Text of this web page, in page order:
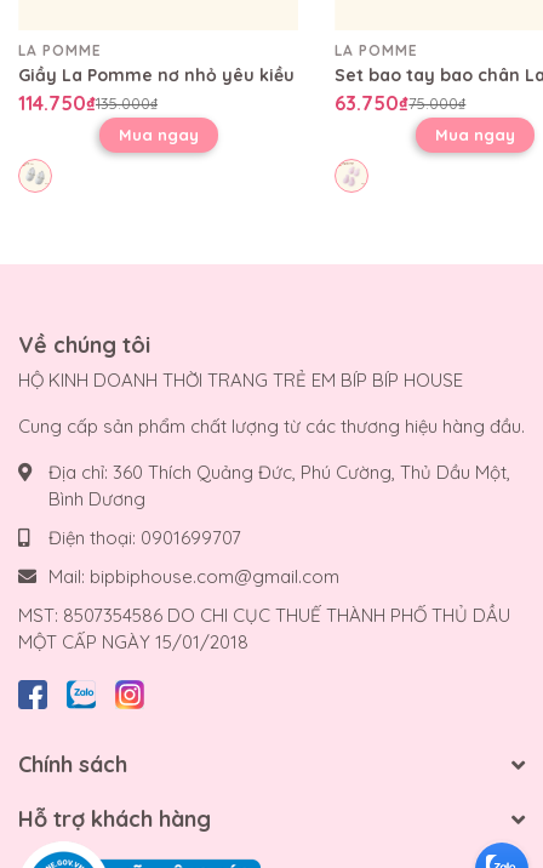
LA POMME
Giầy La Pomme nơ nhỏ yêu kiều
114.750₫135.000₫
Mua ngay
LA POMME
63.750₫75.000₫
Mua ngay
Về chúng tôi
HỘ KINH DOANH THỜI TRANG TRẺ EM BÍP BÍP HOUSE
Cung cấp sản phẩm chất lượng từ các thương hiệu hàng đầu.
Địa chỉ: 360 Thích Quảng Đức, Phú Cường, Thủ Dầu Một,
Bình Dương
Điện thoại: 0901699707
Mail: bipbiphouse.com@gmail.com
MST: 8507354586 DO CHI CỤC THUẾ THÀNH PHỐ THỦ DẦU
MỘT CẤP NGÀY 15/01/2018
Chính sách
Hỗ trợ khách hàng